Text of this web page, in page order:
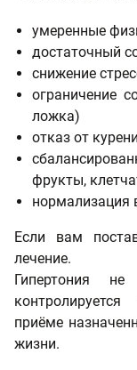
умеренные
достаточный
снижение
ограничение
ложка)
отказ от
фрукты,
нормализация
Если вам
лечение.
Гипертония
приёме
жизни.